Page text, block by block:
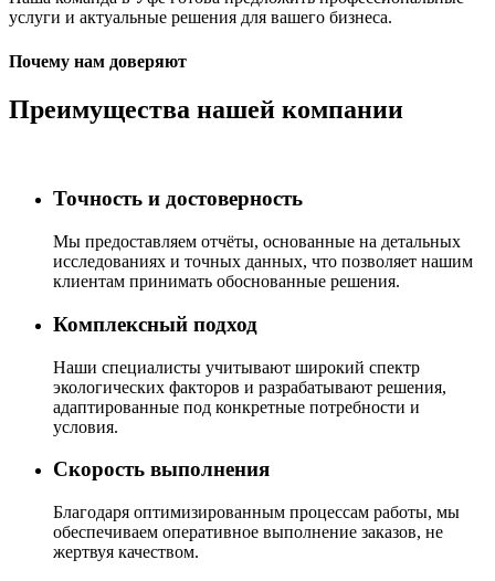
услуги и актуальные решения для вашего бизнеса.
Почему нам доверяют
Преимущества нашей компании
Точность и достоверность
Мы предоставляем отчёты, основанные на детальных
исследованиях и точных данных, что позволяет нашим
клиентам принимать обоснованные решения.
Комплексный подход
Наши специалисты учитывают широкий спектр
экологических факторов и разрабатывают решения,
адаптированные под конкретные потребности и
условия.
Скорость выполнения
Благодаря оптимизированным процессам работы, мы
обеспечиваем оперативное выполнение заказов, не
жертвуя качеством.